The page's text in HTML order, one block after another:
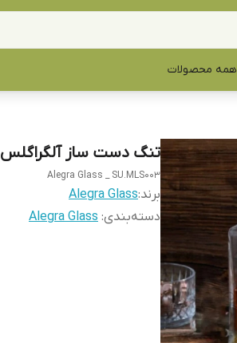
همه محصولات
تنگ دست ساز آلگراگلس Alegra Glass کد SU.MLS.003
Alegra Glass _ SU.MLS003
برند:Alegra Glass
دسته‌بندی:
Alegra Glass